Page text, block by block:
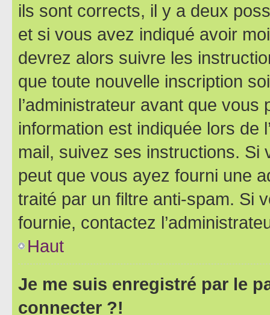
ils sont corrects, il y a deux
et si vous avez indiqué avoir
devrez alors suivre les
que toute nouvelle inscription
l’administrateur avant que
information est indiquée lors de
mail, suivez ses instructions. Si
peut que vous ayez fourni une
traité par un filtre anti-spam. Si
fournie, contactez
Haut
Je me suis enregistré par le
connecter ?!